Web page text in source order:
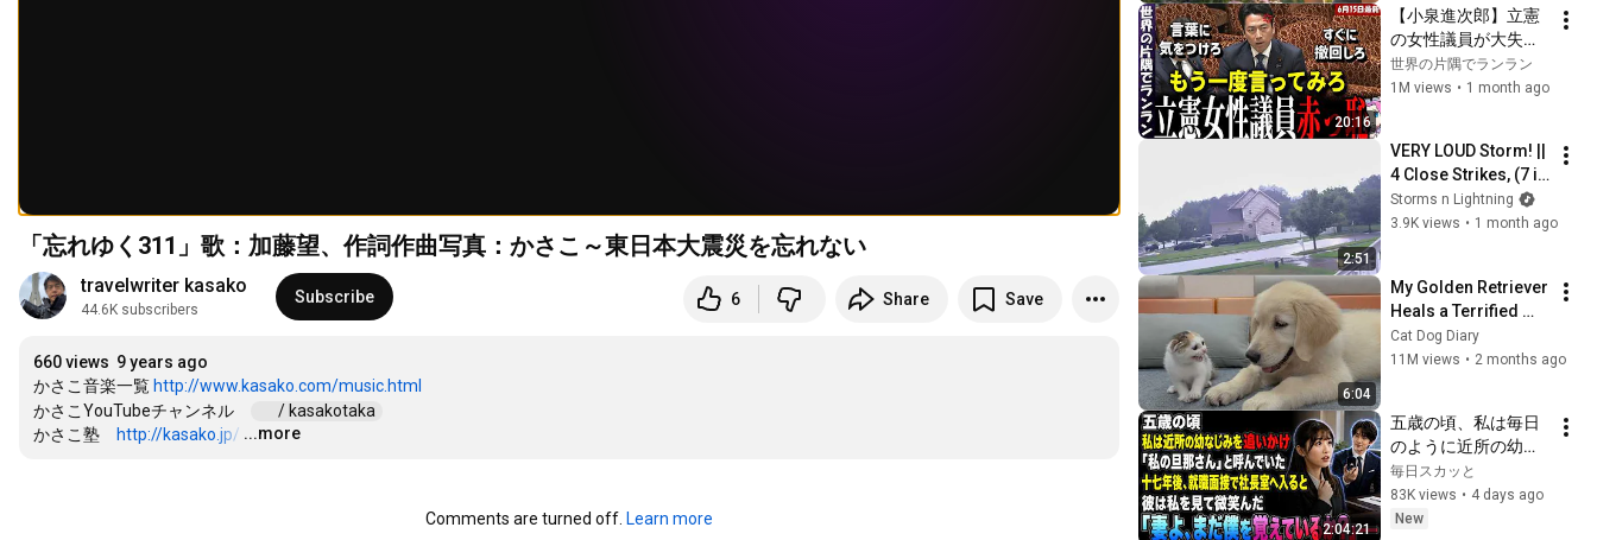
「忘れゆく311」歌：加藤望、作詞作曲写真：かさこ～東日本大震災を忘れない
travelwriter kasako
44.6K subscribers
Subscribe 6 Share Save
660 views 9 years ago
かさこ音楽一覧 http://www.kasako.com/music.html
かさこYouTubeチャンネル
/ kasakotaka
かさこ塾 http://kasako.jp/ …
...more
Comments are turned off. Learn more
20:16
【小泉進次郎】立憲
の女性議員が大失
言！！！小泉大臣ブ
チギレ！！！【参院
世界の片隅でランラン
1M views • 1 month ago
2:51
VERY LOUD Storm! ||
4 Close Strikes, (7 in
total)
Storms n Lightning
3.9K views • 1 month ago
6:04
My Golden Retriever
Heals a Terrified
Rescue Kitten in
Just 3 Meetings!
Cat Dog Diary
11M views • 2 months ago
2:04:21
五歳の頃、私は毎日
のように近所の幼な
じみを追いかけ、
「私の旦那さん」と
呼んでいた。十七年
毎日スカッと
83K views • 4 days ago
New